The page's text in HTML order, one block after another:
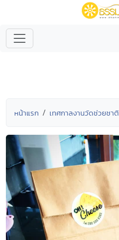
หน้าแรก เทศกาลงานวัดช่วยชาติ